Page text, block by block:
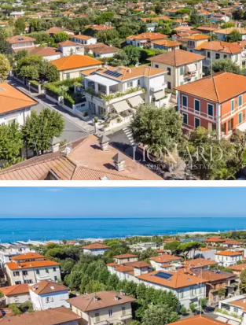
600平方米的广阔户外空间可打造
域，非常适合享受维西利亚独特的
位于附属建筑上方一楼的暗示性露
的树篱的存在，其特点是高度隐私
造一个极具魅力的户外生活空间的
该酒店地理位置优越，位于马尔米
带。 因此，它代表了同类中的独特
提供了对房产进行全面定制的机会